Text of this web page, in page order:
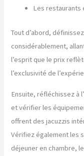
Les restaurants
Tout d’abord,
considérablement,
l’esprit que le prix
l’exclusivité de
Ensuite, réfléchissez à
et vérifier les
offrent des jacuzzis
Vérifiez également les
déjeuner en chambre,